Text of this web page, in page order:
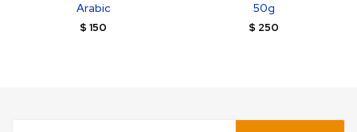
Arabic
$ 150
50g
$ 250